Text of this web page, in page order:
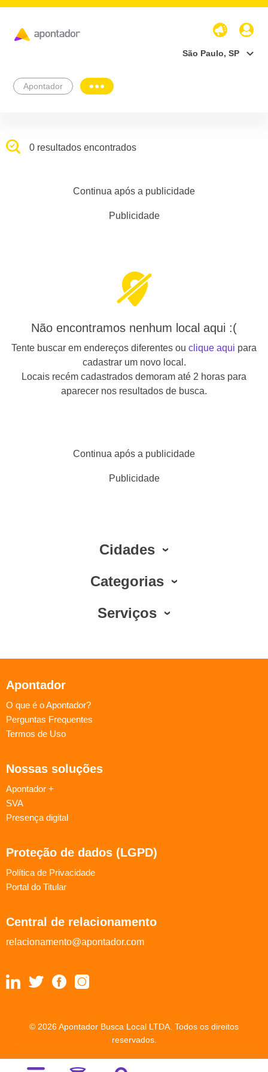
São Paulo, SP
Apontador
0 resultados encontrados
Continua após a publicidade
Publicidade
Não encontramos nenhum local aqui :(
Tente buscar em endereços diferentes ou clique aqui para
cadastrar um novo local.
Locais recém cadastrados demoram até 2 horas para
aparecer nos resultados de busca.
Continua após a publicidade
Publicidade
Cidades
Categorias
Serviços
Apontador
O que é o Apontador?
Perguntas Frequentes
Termos de Uso
Nossas soluções
Apontador +
SVA
Presença digital
Proteção de dados (LGPD)
Política de Privacidade
Portal do Titular
Central de relacionamento
relacionamento@apontador.com
© 2026 Apontador Busca Local LTDA. Todos os direitos
reservados.